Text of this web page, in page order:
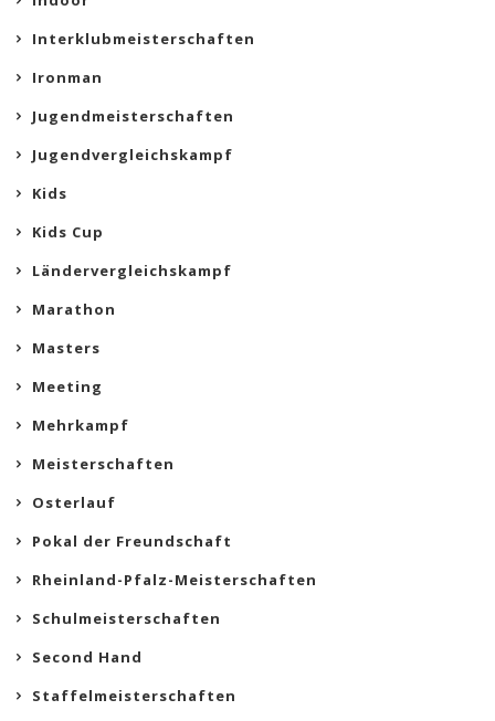
Interklubmeisterschaften
Ironman
Jugendmeisterschaften
Jugendvergleichskampf
Kids
Kids Cup
Ländervergleichskampf
Marathon
Masters
Meeting
Mehrkampf
Meisterschaften
Osterlauf
Pokal der Freundschaft
Rheinland-Pfalz-Meisterschaften
Schulmeisterschaften
Second Hand
Staffelmeisterschaften